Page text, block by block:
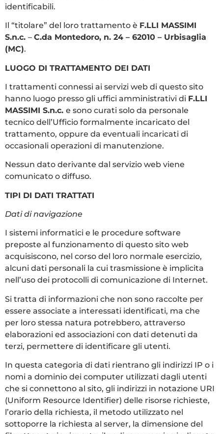
identificabili.
Il “titolare” del loro trattamento è F.LLI MASSIMI
S.n.c. – C.da Montedoro, n. 24 – 62010 – Urbisaglia
(MC).
LUOGO DI TRATTAMENTO DEI DATI
I trattamenti connessi ai servizi web di questo sito
hanno luogo presso gli uffici amministrativi di F.LLI
MASSIMI S.n.c. e sono curati solo da personale
tecnico dell’Ufficio formalmente incaricato del
trattamento, oppure da eventuali incaricati di
occasionali operazioni di manutenzione.
Nessun dato derivante dal servizio web viene
comunicato o diffuso.
TIPI DI DATI TRATTATI
Dati di navigazione
I sistemi informatici e le procedure software
preposte al funzionamento di questo sito web
acquisiscono, nel corso del loro normale esercizio,
alcuni dati personali la cui trasmissione è implicita
nell’uso dei protocolli di comunicazione di Internet.
Si tratta di informazioni che non sono raccolte per
essere associate a interessati identificati, ma che
per loro stessa natura potrebbero, attraverso
elaborazioni ed associazioni con dati detenuti da
terzi, permettere di identificare gli utenti.
In questa categoria di dati rientrano gli indirizzi IP o i
nomi a dominio dei computer utilizzati dagli utenti
che si connettono al sito, gli indirizzi in notazione URI
(Uniform Resource Identifier) delle risorse richieste,
l’orario della richiesta, il metodo utilizzato nel
sottoporre la richiesta al server, la dimensione del